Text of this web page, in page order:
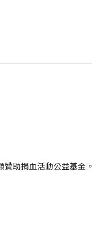
助捐血活動公益基金。